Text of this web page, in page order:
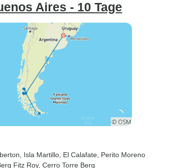
Aires - 10 Tage
, Isla Martillo , El Calafate , Perito Moreno
Fitz Roy, Cerro Torre Berg